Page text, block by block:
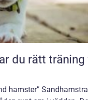
du rätt träning
hamster”